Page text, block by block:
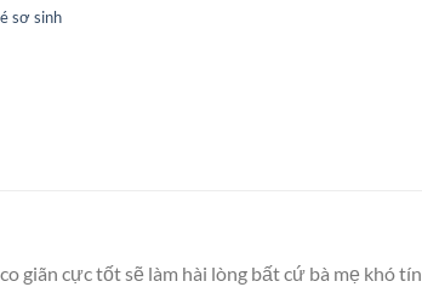
sơ sinh
giãn cực tốt sẽ làm hài lòng bất cứ bà mẹ khó